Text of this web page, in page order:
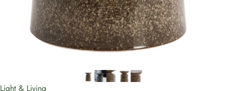
Light & Living